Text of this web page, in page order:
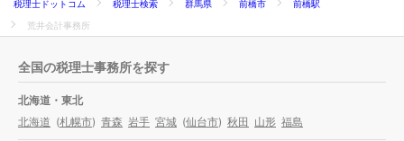
税理士ドットコム 税理士検索 群馬県 前橋市
前橋駅
荒井会計事務所
全国の税理士事務所を探す
北海道・東北
北海道 (札幌市) 青森 岩手 宮城 (仙台市) 秋田 山形 福島